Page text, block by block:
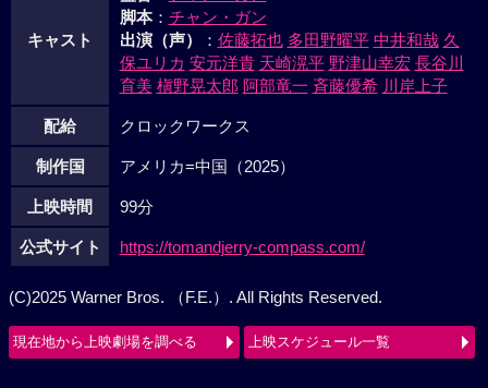
キャスト
脚本： チャン・ガン
出演（声）
： 佐藤拓也 多田野曜平 中井和哉 久
保ユリカ 安元洋貴 天崎滉平 野津山幸宏 長谷川
育美 槇野晃太郎 阿部竜一 斉藤優希 川岸上子
配給 クロックワークス
制作国 アメリカ=中国（2025）
上映時間 99分
公式サイト https://tomandjerry-compass.com/
(C)2025 Warner Bros. （F.E.）. All Rights Reserved.
現在地から上映劇場を調べる 上映スケジュール一覧